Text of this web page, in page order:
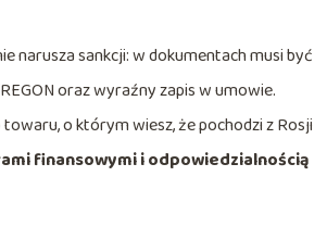
narusza sankcji: w dokumentach musi być
oraz wyraźny zapis w umowie.
o którym wiesz, że pochodzi z Rosji
finansowymi i odpowiedzialnością